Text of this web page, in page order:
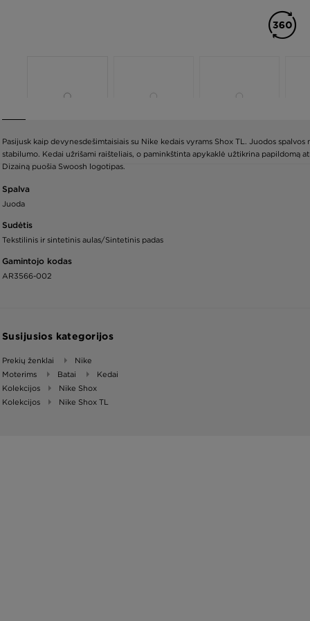
Pasijusk kaip devynesdešimtaisiais su Nike kedais vyrams Shox TL. Juodos
stabilumo. Kedai užrišami raišteliais, o paminkštinta apykaklė užtikrina papildomą
Dizainą puošia Swoosh logotipas.
Spalva
Juoda
Sudėtis
Tekstilinis ir sintetinis aulas/Sintetinis padas
Gamintojo kodas
AR3566-002
Susijusios kategorijos
Prekių ženklai
Nike
Moterims
Batai
Kedai
Kolekcijos
Nike Shox
Kolekcijos
Nike Shox TL